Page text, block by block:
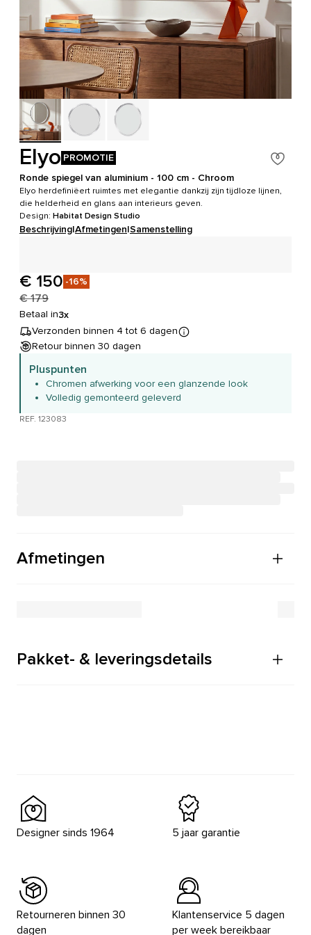
Elyo PROMOTIE
Ronde spiegel van aluminium - 100 cm - Chroom
Elyo herdefiniëert ruimtes met elegantie dankzij zijn tijdloze lijnen,
die helderheid en glans aan interieurs geven.
Design: Habitat Design Studio
Beschrijving|Afmetingen|Samenstelling
€ 150 -16%
€ 179
Betaal in3x
Verzonden binnen 4 tot 6 dagen
Retour binnen 30 dagen
Pluspunten
Chromen afwerking voor een glanzende look
Volledig gemonteerd geleverd
REF. 123083
Afmetingen
Pakket- & leveringsdetails
Designer sinds 1964 5 jaar garantie
Retourneren binnen 30
dagen
Klantenservice 5 dagen
per week bereikbaar